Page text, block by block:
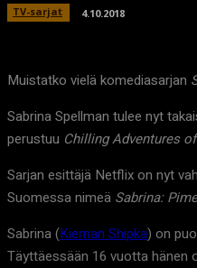
TV-sarjat 4.10.2018
Muistatko vielä komediasarjan
Sabrina Spellman tulee nyt
perustuu Chilling Adventures
Sarjan esittäjä Netflix on nyt
Suomessa nimeä Sabrina:
Sabrina (Kiernan Shipka) on
Täyttäessään 16 vuotta hänen